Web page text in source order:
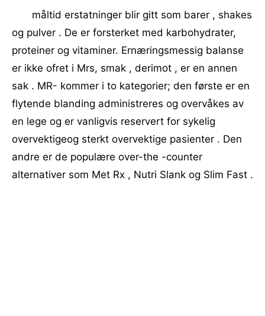
måltid erstatninger blir gitt som barer , shakes
og pulver . De er forsterket med karbohydrater,
proteiner og vitaminer. Ernæringsmessig balanse
er ikke ofret i Mrs, smak , derimot , er en annen
sak . MR- kommer i to kategorier; den første er en
flytende blanding administreres og overvåkes av
en lege og er vanligvis reservert for sykelig
overvektigeog sterkt overvektige pasienter . Den
andre er de populære over-the -counter
alternativer som Met Rx , Nutri Slank og Slim Fast .